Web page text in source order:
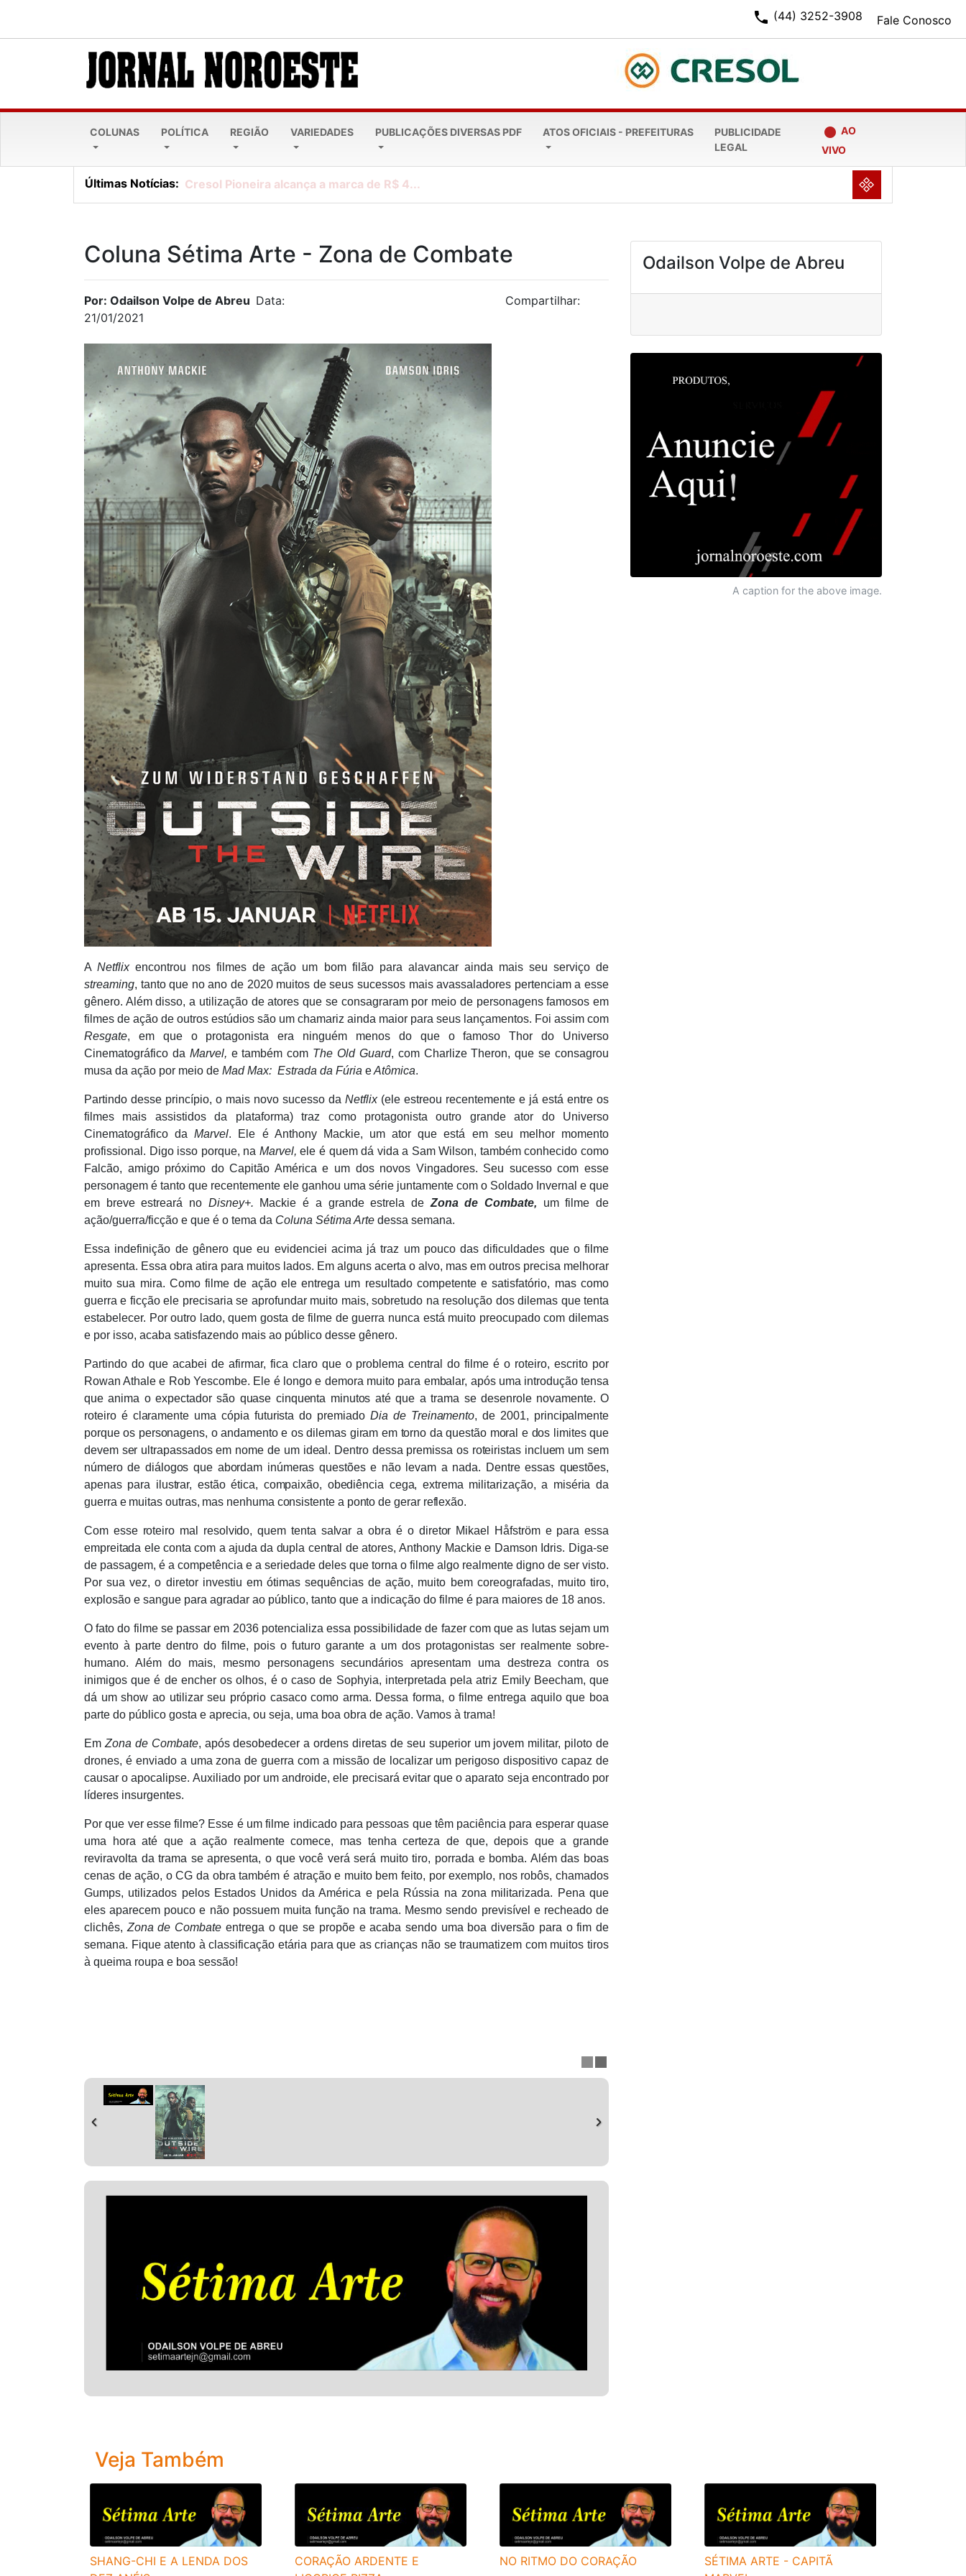
Fale Conosco
phone (44) 3252-3908
COLUNAS POLÍTICA REGIÃO VARIEDADES PUBLICAÇÕES DIVERSAS PDF ATOS OFICIAIS - PREFEITURAS
PUBLICIDADE
LEGAL
fiber_manual_record AO
VIVO
Últimas Notícias: Cresol Pioneira alcança a marca de R$ 4... NULL
Coluna Sétima Arte - Zona de Combate
Por: Odailson Volpe de Abreu Data:
21/01/2021
Compartilhar:
ANetflixencontrou nos filmes de ação um bom filão para alavancar ainda mais seu serviço de
streaming, tanto que no ano de 2020 muitos de seus sucessos mais avassaladores pertenciam a esse
gênero. Al ém disso, a utilização de atores que se consagraram por meio de personagens famosos em
filmes de ação de outros estúdios são um chamariz ainda maior para seus lançamentos. Foi assim com
Resgate, em que o protagonista era ninguém menos do que o famoso Thor do Universo
Cinematográfico da Marvel, e também com The Old Guard, com Charlize Theron, que se consagrou
musa da ação por meio de Mad Max: Estrada da Fúria eAtômica.
Partindo desse princípio, o mais novo sucesso da Netflix(ele estreou recentemente e já está entre os
filmes mais assistidos da plataforma) traz como protagonista outro grande ator do Universo
Cinematográfico daMarvel. Ele é Anthony Mackie, um ator que está em seu melhor momento
profissional. Digo isso porque, na Marvel,ele é quem dá vida a Sam Wilson, também conhecido como
Falcão, amigo próximo do Capitão América e um dos novos Vingadores. Seu sucesso com esse
personagem é tanto que recentemente ele ganhou uma série juntamente com o Soldado Invernal e que
em breve estreará no Disney+. Mackie é a grande estrela deZona de Combate, um filme de
ação/guerra/ficção e que é o tema da Coluna Sétima Arte dessa semana.
Essa indefinição de gênero que eu evidenciei acima já traz um pouco das dificuldades que o filme
apresenta. Essa obra atira para muitos lados. Em alguns acerta o alvo, mas em outros precisa melhorar
muito sua mira. Como filme de ação ele entrega um resultado competente e satisfatório, mas como
guerra e ficção ele precisaria se aprofundar muito mais, sobretudo na resolução dos dilemas que tenta
estabelecer. Por outro lado, quem gosta de filme de guerra nunca está muito preocupado com dilemas
e por isso, acaba satisfazendo mais ao público desse gênero.
Partindo do que acabei de afirmar, fica claro que o problema central do filme é o roteiro, escrito por
Rowan Athale e Rob Yescombe. Ele é longo e demora muito para embalar, após uma introdução tensa
que anima o expectador são quase cinquenta minutos até que a trama se desenrole novamente. O
roteiro é claramente uma cópia futurista do premiado Dia de Treinamento, de 2001, principalmente
porque os personagens, o andamento e os dilemas giram em torno da questão moral e dos limites que
devem ser ultrapassados em nome de um ideal. Dentro dessa premissa os roteiristas incluem um sem
número de diálogos que abordam inúmeras questões e não levam a nada. Dentre essas questões,
apenas para ilustrar, estãoética, compaixão, obediência cega, extrema militarização, a miséria da
guerra e muitas outras, mas nenhuma consistente a ponto de gerar reflexão.
Com esse roteiro mal resolvido, quem tenta salvar a obra é o diretor Mikael Håfström e para essa
empreitada ele conta com a ajuda da dupla central de atores,Anthony Mackie e Damson Idris. Diga-se
de passagem, é a competência e a seriedade deles que torna o filme algo realmente digno de ser visto.
Por sua vez, o diretor investiu em ótimas sequências de ação, muito bem coreografadas, muito tiro,
explosão e sangue para agradar ao público, tanto que a indicação do filme é para maiores de 18 anos.
O fato do filme se passar em 2036 potencializa essa possibilidade de fazer com que as lutas sejam um
evento à parte dentro do filme, pois o futuro garante a um dos protagonistas ser realmente sobre-
humano. Al ém do mais, mesmo personagens secundários apresentam uma destreza contra os
inimigos que é de encher os olhos, é o caso de Sophyia, interpretada pela atriz Emily Beecham, que
dá um show ao utilizar seu próprio casaco como arma. Dessa forma, o filme entrega aquilo que boa
parte do público gosta e aprecia, ou seja, uma boa obra de ação. Vamos à trama!
EmZona de Combate, após desobedecer a ordens diretas de seu superior um jovem militar, piloto de
drones, é enviado a uma zona de guerra com a missão de localizar um perigoso dispositivo capaz de
causar o apocalipse. Auxiliado por um androide, ele precisará evitar que o aparato seja encontrado por
líderes insurgentes.
Por que ver esse filme? Esse é um filme indicado para pessoas que têmpaciência para esperar quase
uma hora até que a ação realmente comece, mas tenha certeza de que, depois que a grande
reviravolta da trama se apresenta, o que você veráserá muito tiro, porrada e bomba. Além das boas
cenas de ação, o CG da obra também é atração e muito bem feito, por exemplo, nos robôs, chamados
Gumps, utilizados pelos Estados Unidos da América e pela Rússia na zona militarizada. Pena que
eles aparecem pouco e não possuem muita função na trama. Mesmo sendo previsível e recheado de
clichês,Zona de Combate entrega o que se propõe e acaba sendo uma boa diversão para o fim de
semana. Fique atento àclassificação etária para que as crianças não se traumatizem com muitos tiros
à queima roupa e boa sessão!
Odailson Volpe de Abreu
A caption for the above image.
Veja Também
SHANG-CHI E A LENDA DOS
CORAÇÃO ARDENTE E
NO RITMO DO CORAÇÃO
SÉTIMA ARTE - CAPITÃ